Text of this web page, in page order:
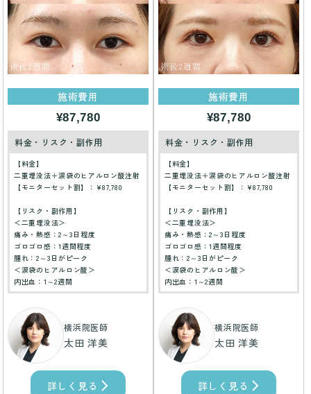
施術費用
¥87,780
料金・リスク・副作用
【料金】
二重埋没法＋涙袋のヒアルロン酸注射
【モニターセット割】：¥87,780
【リスク・副作用】
＜二重埋没法＞
痛み・熱感：2～3日程度
ゴロゴロ感：1週間程度
腫れ：2～3日がピーク
＜涙袋のヒアルロン酸＞
内出血：1～2週間
横浜院医師
太田 洋美
詳しく見る
施術費用
¥87,780
料金・リスク・副作用
【料金】
二重埋没法＋涙袋のヒアルロン酸注射
【モニターセット割】：¥87,780
【リスク・副作用】
＜二重埋没法＞
痛み・熱感：2～3日程度
ゴロゴロ感：1週間程度
腫れ：2～3日がピーク
＜涙袋のヒアルロン酸＞
内出血：1～2週間
横浜院医師
太田 洋美
詳しく見る